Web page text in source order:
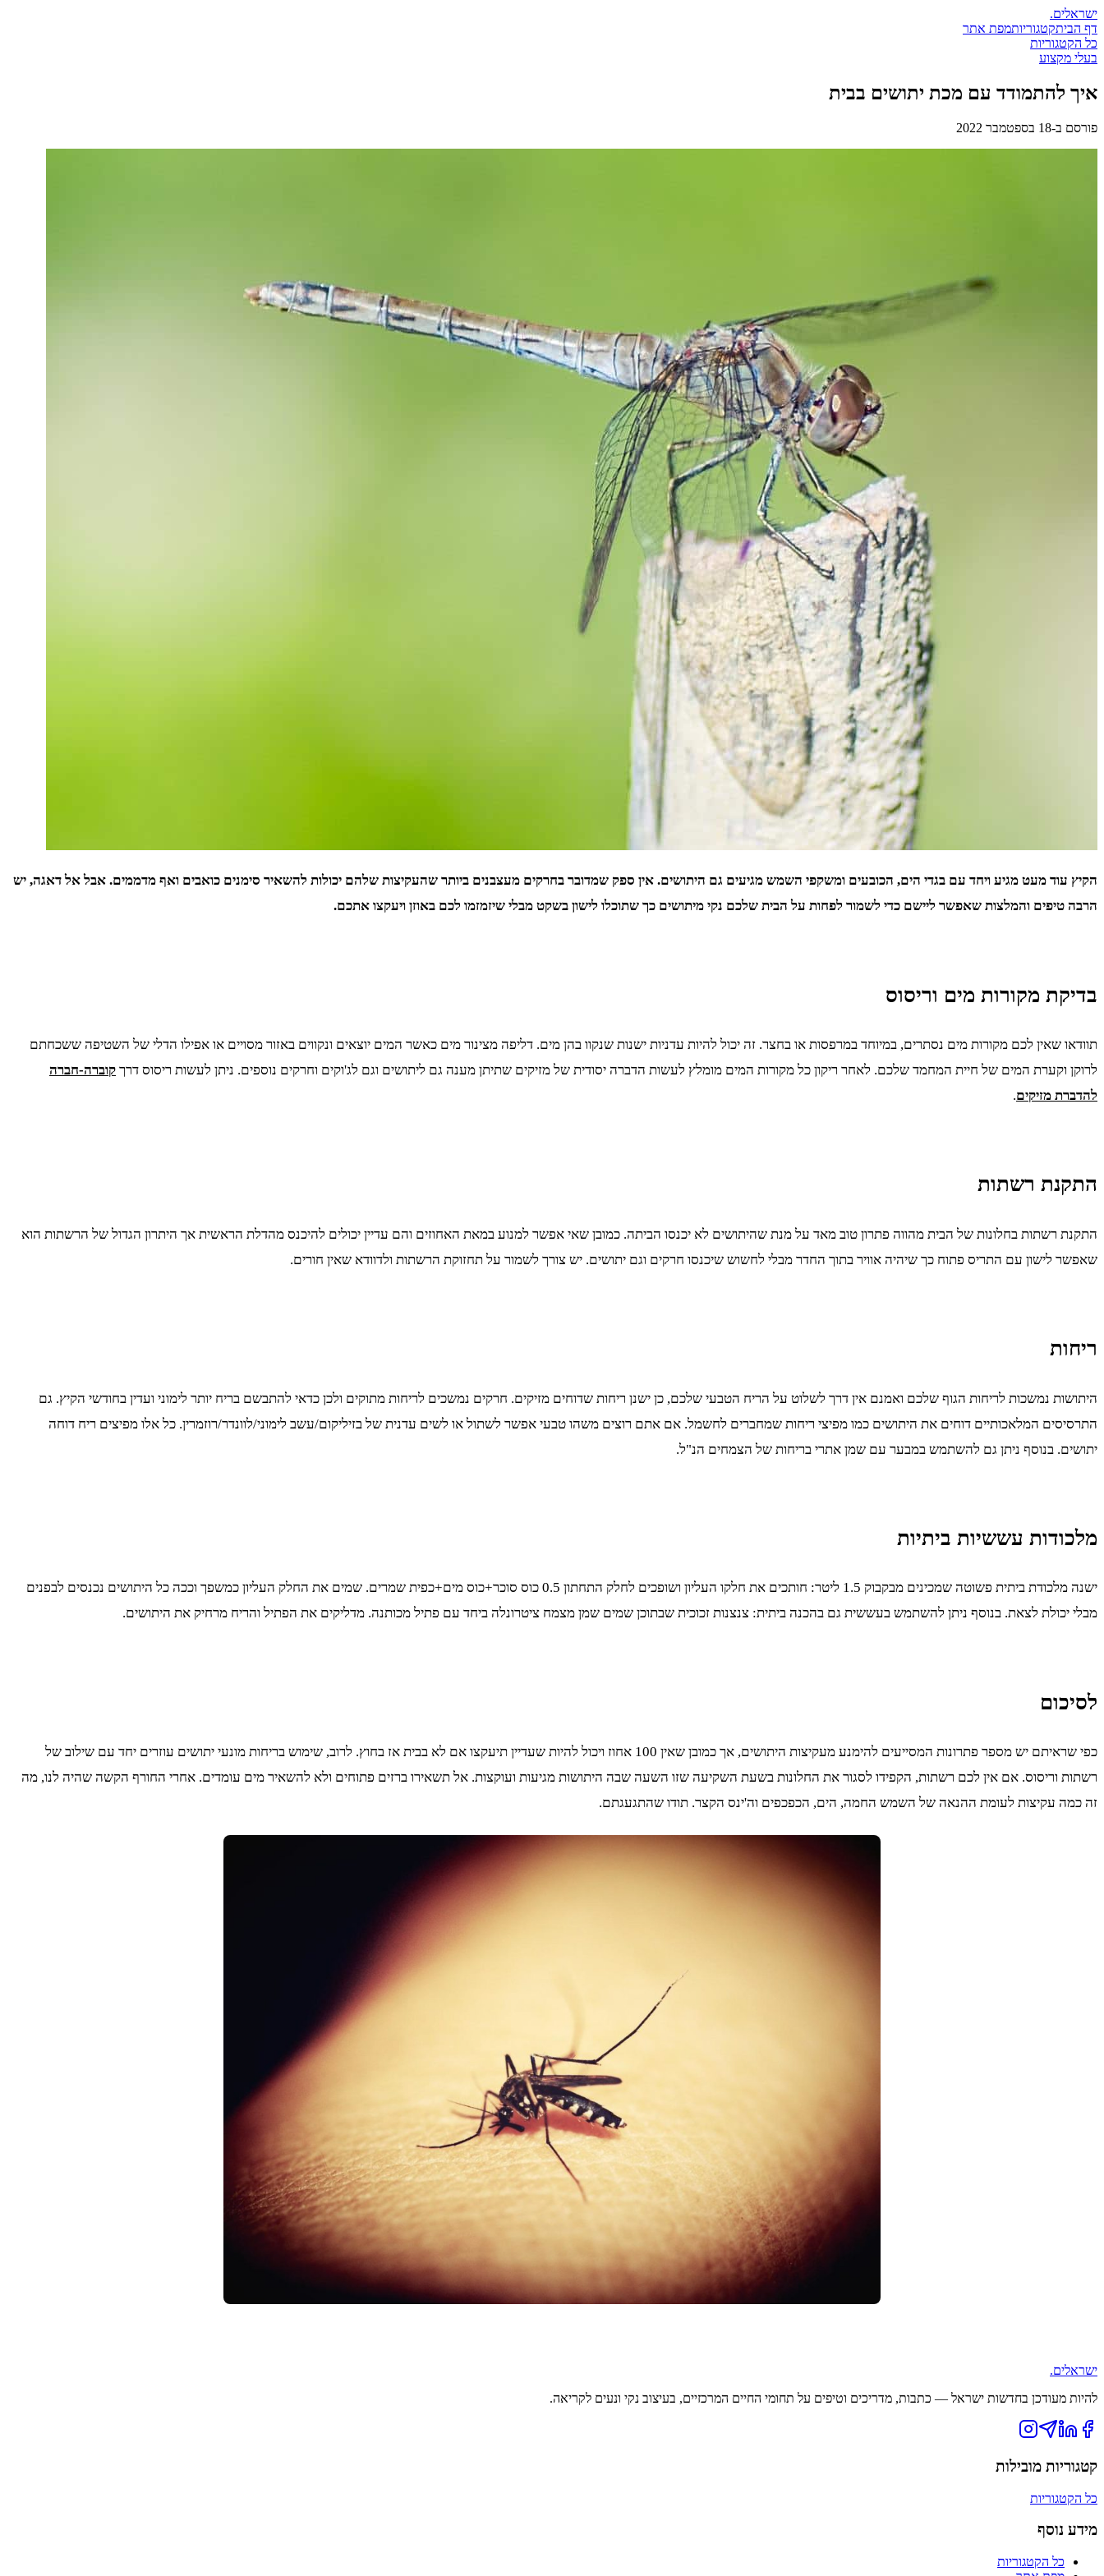
ישראלים.
דף הביתקטגוריותמפת אתר
כל הקטגוריות
בעלי מקצוע
איך להתמודד עם מכת יתושים בבית
פורסם ב-18 בספטמבר 2022
הקיץ עוד מעט מגיע ויחד עם בגדי הים, הכובעים ומשקפי השמש מגיעים גם היתושים. אין ספק שמדובר בחרקים מעצבנים ביותר שהעקיצות שלהם יכולות להשאיר סימנים כואבים ואף מדממים. אבל אל דאגה, יש
הרבה טיפים והמלצות שאפשר ליישם כדי לשמור לפחות על הבית שלכם נקי מיתושים כך שתוכלו לישון בשקט מבלי שיזמזמו לכם באוזן ויעקצו אתכם.
בדיקת מקורות מים וריסוס
תוודאו שאין לכם מקורות מים נסתרים, במיוחד במרפסות או בחצר. זה יכול להיות עדניות ישנות שנקוו בהן מים. דליפה מצינור מים כאשר המים יוצאים ונקווים באזור מסויים או אפילו הדלי של השטיפה ששכחתם
לרוקן וקערת המים של חיית המחמד שלכם. לאחר ריקון כל מקורות המים מומלץ לעשות הדברה יסודית של מזיקים שתיתן מענה גם ליתושים וגם לג'וקים וחרקים נוספים. ניתן לעשות ריסוס דרך קוברה-חברה
להדברת מזיקים.
התקנת רשתות
התקנת רשתות בחלונות של הבית מהווה פתרון טוב מאד על מנת שהיתושים לא יכנסו הביתה. כמובן שאי אפשר למנוע במאת האחוזים והם עדיין יכולים להיכנס מהדלת הראשית אך היתרון הגדול של הרשתות הוא
שאפשר לישון עם התריס פתוח כך שיהיה אוויר בתוך החדר מבלי לחשוש שיכנסו חרקים וגם יתושים. יש צורך לשמור על תחזוקת הרשתות ולדוודא שאין חורים.
ריחות
היתושות נמשכות לריחות הגוף שלכם ואמנם אין דרך לשלוט על הריח הטבעי שלכם, כן ישנן ריחות שדוחים מזיקים. חרקים נמשכים לריחות מתוקים ולכן כדאי להתבשם בריח יותר לימוני ועדין בחודשי הקיץ. גם
התרסיסים המלאכותיים דוחים את היתושים כמו מפיצי ריחות שמחברים לחשמל. אם אתם רוצים משהו טבעי אפשר לשתול או לשים עדנית של בזיליקום/עשב לימוני/לוונדר/רוזמרין. כל אלו מפיצים ריח דוחה
יתושים. בנוסף ניתן גם להשתמש במבער עם שמן אתרי בריחות של הצמחים הנ"ל.
מלכודות עששיות ביתיות
ישנה מלכודת ביתית פשוטה שמכינים מבקבוק 1.5 ליטר: חותכים את חלקו העליון ושופכים לחלק התחתון 0.5 כוס סוכר+כוס מים+כפית שמרים. שמים את החלק העליון כמשפך וככה כל היתושים נכנסים לבפנים
מבלי יכולת לצאת. בנוסף ניתן להשתמש בעששית גם בהכנה ביתית: צנצנות זכוכית שבתוכן שמים שמן מצמח ציטרונלה ביחד עם פתיל מכותנה. מדליקים את הפתיל והריח מרחיק את היתושים.
לסיכום
כפי שראיתם יש מספר פתרונות המסייעים להימנע מעקיצות היתושים, אך כמובן שאין 100 אחוז ויכול להיות שעדיין תיעקצו אם לא בבית אז בחוץ. לרוב, שימוש בריחות מונעי יתושים עוזרים יחד עם שילוב של
רשתות וריסוס. אם אין לכם רשתות, הקפידו לסגור את החלונות בשעת השקיעה שזו השעה שבה היתושות מגיעות ועוקצות. אל תשאירו ברזים פתוחים ולא להשאיר מים עומדים. אחרי החורף הקשה שהיה לנו, מה
זה כמה עקיצות לעומת ההנאה של השמש החמה, הים, הכפכפים וה'ינס הקצר. תודו שהתגעגתם.
ישראלים.
להיות מעודכן בחדשות ישראל — כתבות, מדריכים וטיפים על תחומי החיים המרכזיים, בעיצוב נקי ונעים לקריאה.
קטגוריות מובילות
כל הקטגוריות
מידע נוסף
כל הקטגוריות